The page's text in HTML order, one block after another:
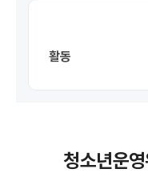
활동
청소년운